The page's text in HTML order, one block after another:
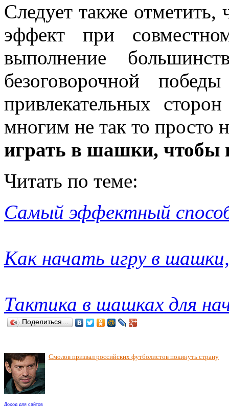
Следует также отметить,
эффект при
выполнение
безоговорочной
привлекательных
многим не так то просто
играть в шашки, чтобы
Читать по теме:
Самый эффектный
Как начать игру в
Тактика в шашках для
Поделиться…
Смолов призвал российских футболистов покинуть страну
Доход для сайтов